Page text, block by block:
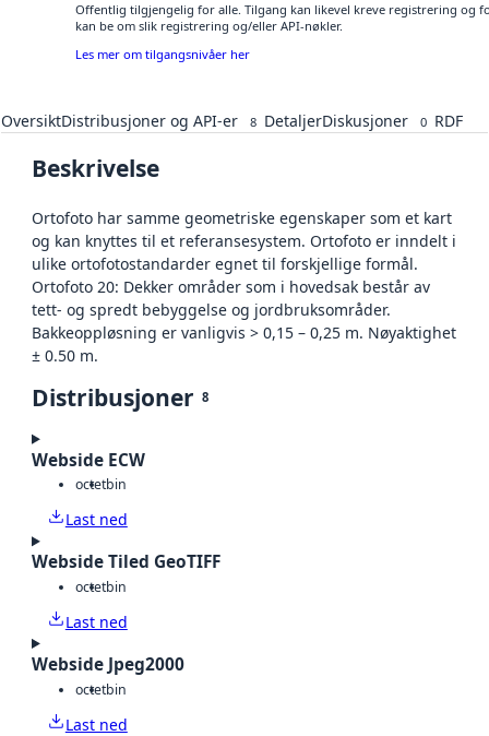
Offentlig tilgjengelig for alle. Tilgang kan likevel kreve registrering og
kan be om slik registrering og/eller API-nøkler.
Les mer om tilgangsnivåer her
OversiktDistribusjoner og API-er 8 DetaljerDiskusjoner 0 RDF
Beskrivelse
Ortofoto har samme geometriske egenskaper som et kart
og kan knyttes til et referansesystem. Ortofoto er inndelt i
ulike ortofotostandarder egnet til forskjellige formål.
Ortofoto 20: Dekker områder som i hovedsak består av
tett- og spredt bebyggelse og jordbruksområder.
Bakkeoppløsning er vanligvis > 0,15 – 0,25 m. Nøyaktighet
± 0.50 m.
Distribusjoner 8
Webside ECW
octetbin
Last ned
Webside Tiled GeoTIFF
octetbin
Last ned
Webside Jpeg2000
octetbin
Last ned